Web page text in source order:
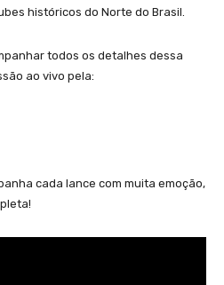
históricos do Norte do Brasil.
todos os detalhes dessa
ao vivo pela:
cada lance com muita emoção,